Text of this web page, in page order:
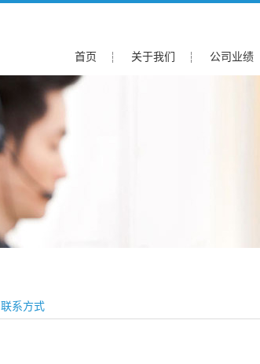
首页 关于我们 公司业绩
联系方式